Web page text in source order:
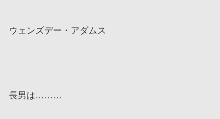
ウェンズデー・アダムス
長男は………